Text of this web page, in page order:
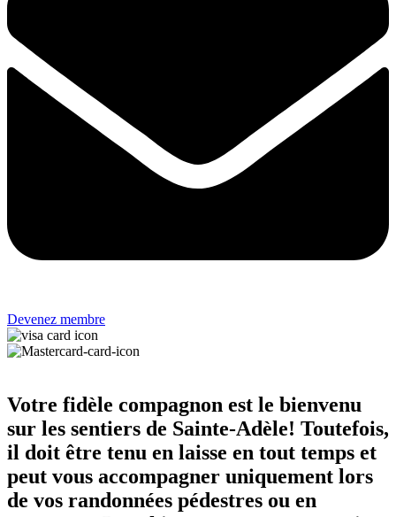
Devenez membre
Votre fidèle compagnon est le bienvenu
sur les sentiers de Sainte-Adèle! Toutefois,
il doit être tenu en laisse en tout temps et
peut vous accompagner uniquement lors
de vos randonnées pédestres ou en